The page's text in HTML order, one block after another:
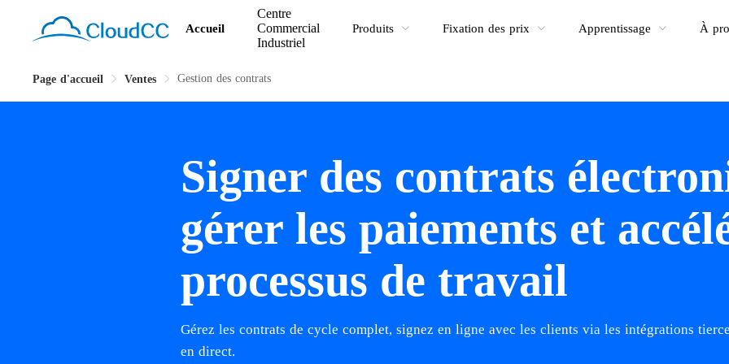
Accueil
Centre
Commercial
Industriel
Produits Fixation des prix Apprentissage À
Page d'accueil Ventes Gestion des contrats
Signer des contrats
gérer les paiements et
processus de travail
Gérez les contrats de cycle complet, signez en ligne avec les clients via les intégrations
en direct.